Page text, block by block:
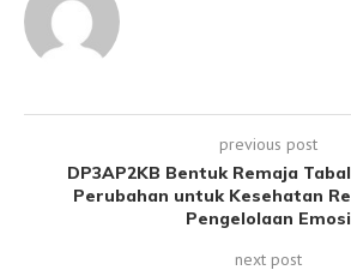
previous post
DP3AP2KB Bentuk Remaja
Perubahan untuk Kesehatan
Pengelolaan Emosi
next post